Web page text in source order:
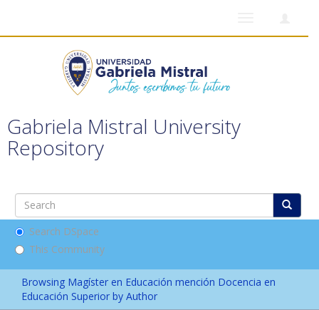
Gabriela Mistral University
Repository
Search DSpace
This Community
Browsing Magíster en Educación mención Docencia en
Educación Superior by Author